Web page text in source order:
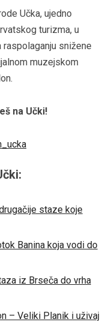
Učka, ujedno
turizma, u
snižene
muzejskom
na Učki!
staze koje
Banina koja vodi do
iz Brseča do vrha
– Veliki Planik i uživaj